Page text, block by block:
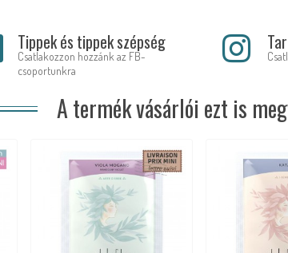
Tippek és tippek szépség
Csatlakozzon hozzánk az FB-
csoportunkra
A termék vásárlói ezt is